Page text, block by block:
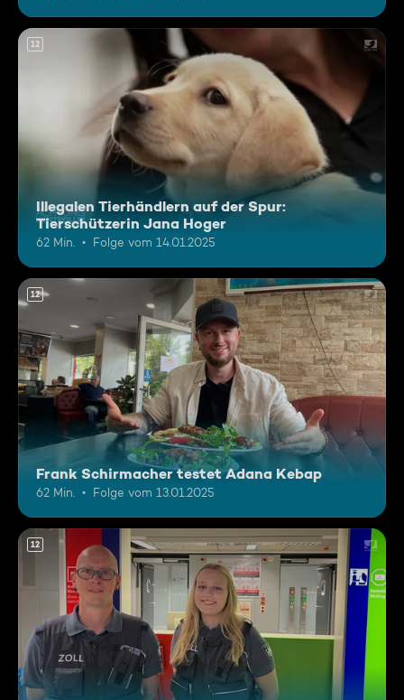
12
Illegalen Tierhändlern auf der Spur:
Tierschützerin Jana Hoger
62 Min. Folge vom 14.01.2025
12
Frank Schirmacher testet Adana Kebap
62 Min. Folge vom 13.01.2025
12